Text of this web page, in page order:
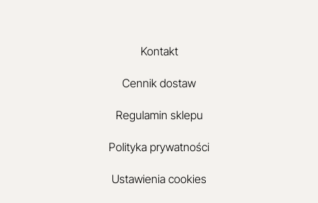
Kontakt
Cennik dostaw
Regulamin sklepu
Polityka prywatności
Ustawienia cookies